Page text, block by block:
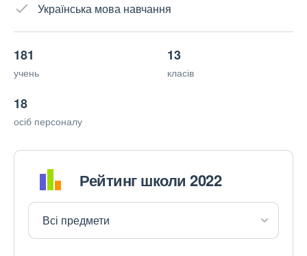
Українська мова навчання
181
учень
13
класів
18
осіб персоналу
Рейтинг школи 2022